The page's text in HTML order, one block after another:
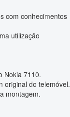
com conhecimentos
utilização
Nokia 7110.
original do telemóvel.
montagem.